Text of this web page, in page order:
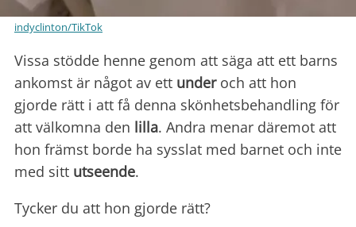
indyclinton/TikTok
Vissa stödde henne genom att säga att ett barns
ankomst är något av ett underoch att hon
gjorde rätt i att få denna skönhetsbehandling för
att välkomna den lilla. Andra menar däremot att
hon främst borde ha sysslat med barnet och inte
med sitt utseende.
Tycker du att hon gjorde rätt?